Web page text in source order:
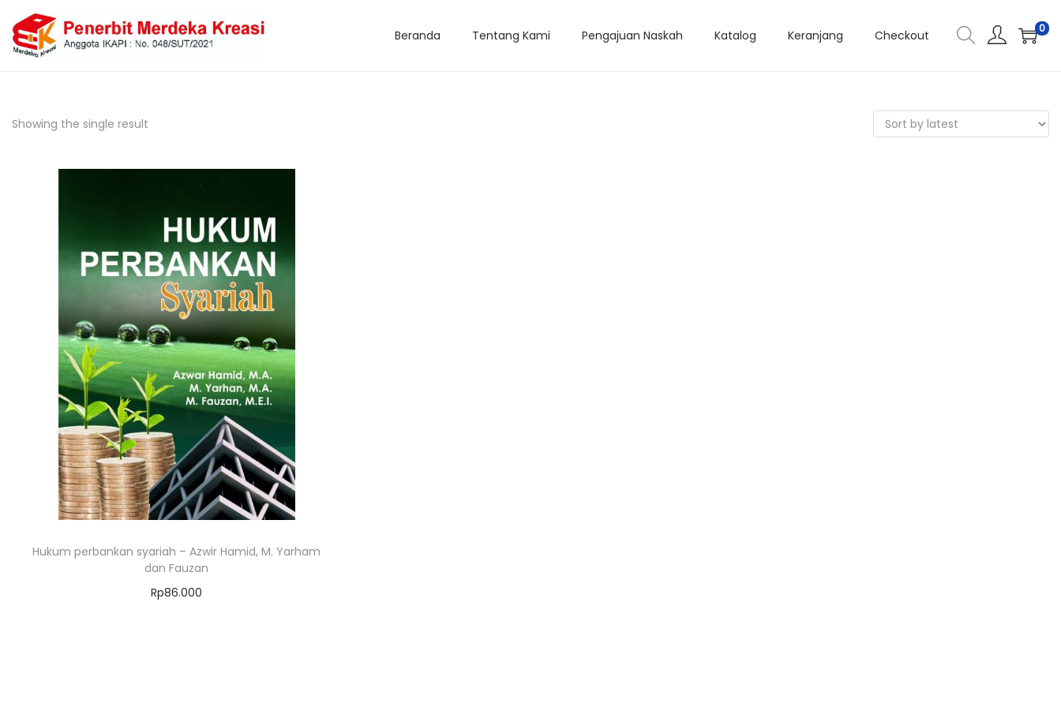
Beranda Tentang Kami Pengajuan Naskah Katalog Keranjang Checkout 0
Showing the single result
Hukum perbankan syariah – Azwir Hamid, M. Yarham
dan Fauzan
Rp86.000